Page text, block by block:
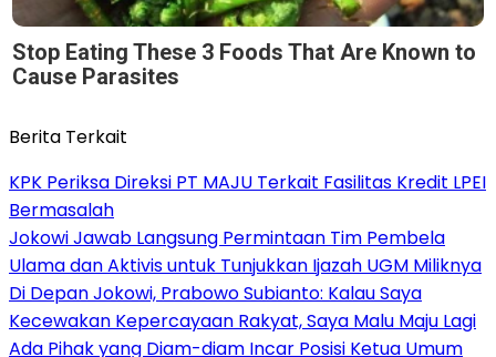
Stop Eating These 3 Foods That Are Known to
Cause Parasites
Berita Terkait
KPK Periksa Direksi PT MAJU Terkait Fasilitas Kredit LPEI
Bermasalah
Jokowi Jawab Langsung Permintaan Tim Pembela
Ulama dan Aktivis untuk Tunjukkan Ijazah UGM Miliknya
Di Depan Jokowi, Prabowo Subianto: Kalau Saya
Kecewakan Kepercayaan Rakyat, Saya Malu Maju Lagi
Ada Pihak yang Diam-diam Incar Posisi Ketua Umum